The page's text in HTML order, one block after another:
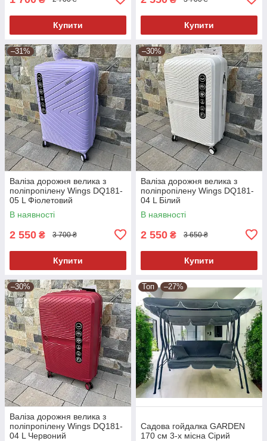
Купити Купити
–31%
Валіза дорожня велика з
поліпропілену Wings DQ181-
05 L Фіолетовий
В наявності
2 550 ₴ 3 700 ₴
Купити
–30%
Валіза дорожня велика з
поліпропілену Wings DQ181-
04 L Білий
В наявності
2 550 ₴ 3 650 ₴
Купити
–30%
Валіза дорожня велика з
поліпропілену Wings DQ181-
04 L Червоний
Топ –27%
Садова гойдалка GARDEN
170 см 3-х місна Сірий